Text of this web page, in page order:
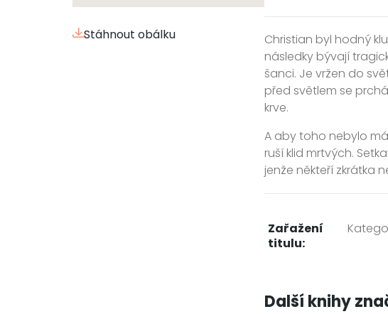
Stáhnout obálku
Christian byl hodný
následky bývají
šanci. Je vržen do
před světlem se
krve.
A aby toho nebylo
ruší klid mrtvých.
jenže někteří zkrátka
Zařažení
titulu:
Další knihy